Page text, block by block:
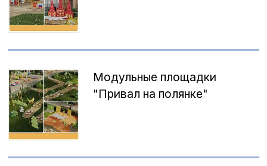
Модульные площадки
"Привал на полянке"